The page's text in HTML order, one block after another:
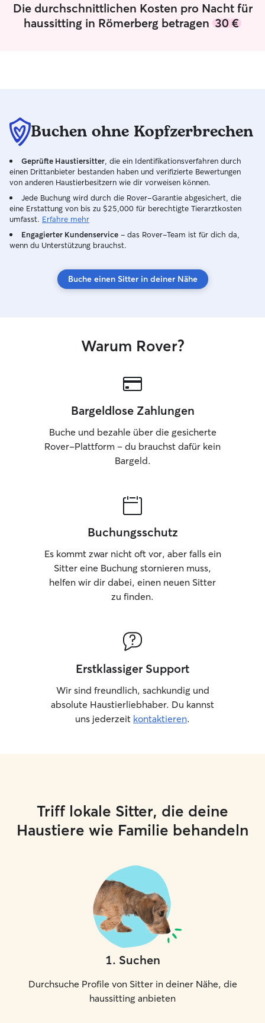
Die durchschnittlichen Kosten pro Nacht für
haussitting in Römerberg betragen 30 €
Buchen ohne Kopfzerbrechen
Geprüfte Haustiersitter , die ein Identifikationsverfahren durch
einen Drittanbieter bestanden haben und verifizierte Bewertungen
von anderen Haustierbesitzern wie dir vorweisen können.
Jede Buchung wird durch die Rover-Garantie abgesichert, die
eine Erstattung von bis zu $25,000 für berechtigte Tierarztkosten
umfasst. Erfahre mehr
Engagierter Kundenservice – das Rover-Team ist für dich da,
wenn du Unterstützung brauchst.
Buche einen Sitter in deiner Nähe
Warum Rover?
Bargeldlose Zahlungen
Buche und bezahle über die gesicherte
Rover-Plattform – du brauchst dafür kein
Bargeld.
Buchungsschutz
Es kommt zwar nicht oft vor, aber falls ein
Sitter eine Buchung stornieren muss,
helfen wir dir dabei, einen neuen Sitter
zu finden.
Erstklassiger Support
Wir sind freundlich, sachkundig und
absolute Haustierliebhaber. Du kannst
uns jederzeit kontaktieren.
Triff lokale Sitter, die deine
Haustiere wie Familie behandeln
1. Suchen
Durchsuche Profile von Sitter in deiner Nähe, die
haussitting anbieten